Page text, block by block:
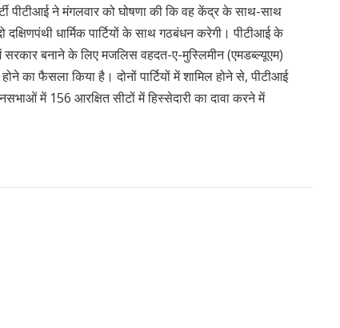
पीटीआई ने मंगलवार को घोषणा की कि वह केंद्र के साथ-साथ
धार्मिक पार्टियों के साथ गठबंधन करेगी। पीटीआई के
बनाने के लिए मजलिस वहदत-ए-मुस्लिमीन (एमडब्ल्यूएम)
का फैसला किया है। दोनों पार्टियों में शामिल होने से, पीटीआई
में 156 आरक्षित सीटों में हिस्सेदारी का दावा करने में